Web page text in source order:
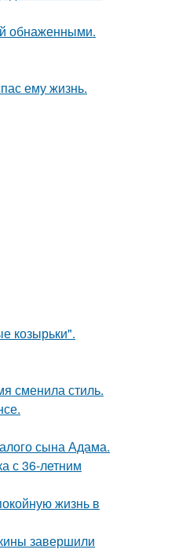
обнаженными.
ему жизнь.
козырьки".
сменила стиль.
сына Адама.
с 36-летним
жизнь в
завершили